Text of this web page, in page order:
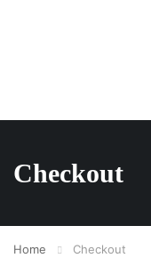
Checkout
Home Checkout